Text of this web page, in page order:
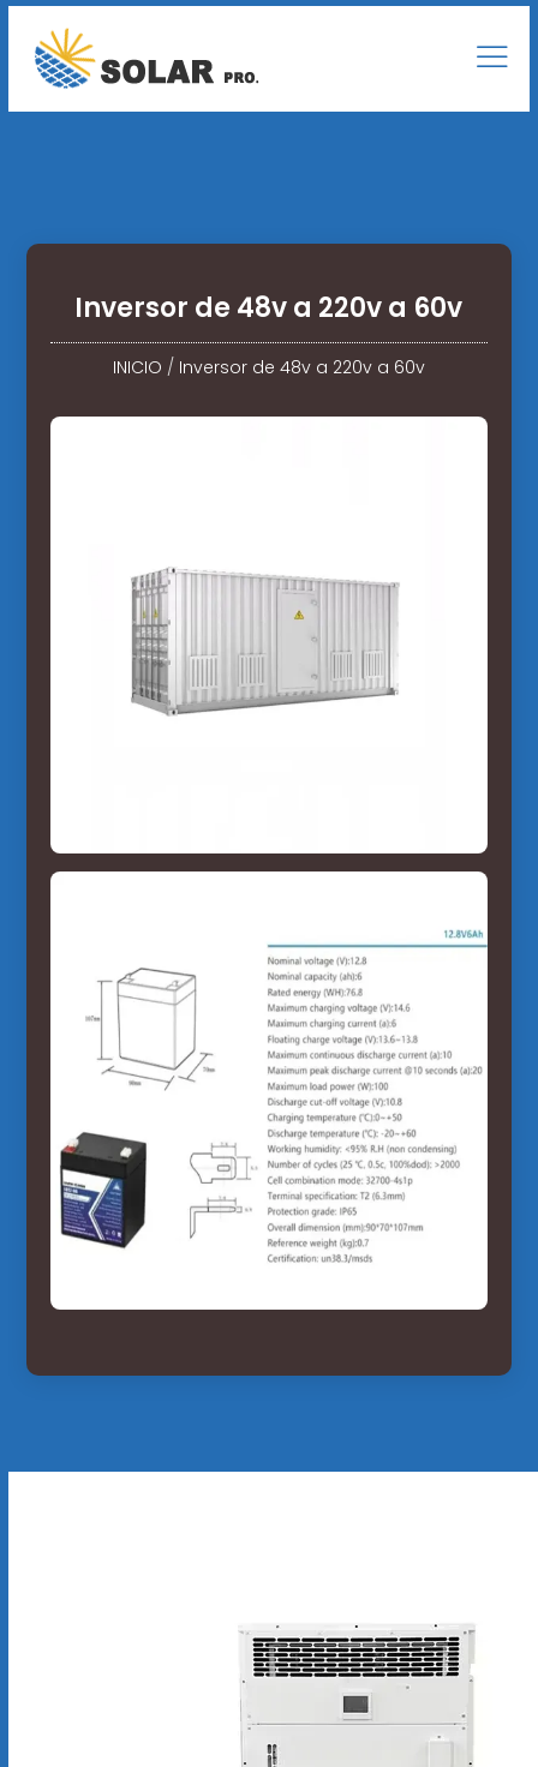
Inversor de 48v a 220v a 60v
INICIO / Inversor de 48v a 220v a 60v